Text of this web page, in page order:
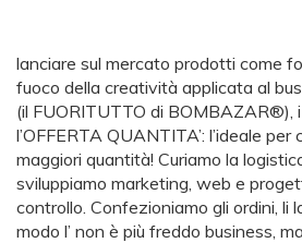
lanciare sul mercato prodotti come
fuoco della creatività applicata al
(il FUORITUTTO di BOMBAZAR®),
l’OFFERTA QUANTITA’: l’ideale
maggiori quantità! Curiamo la
sviluppiamo marketing, web e
controllo. Confezioniamo gli ordini, li
modo l’ non è più freddo business,